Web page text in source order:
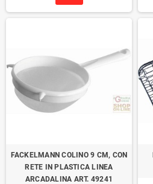
FACKELMANN COLINO 9 CM, CON
RETE IN PLASTICA LINEA
ARCADALINA ART. 49241